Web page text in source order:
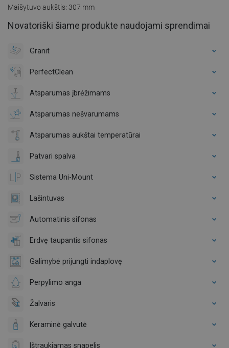
Maišytuvo aukštis: 307 mm
Novatoriški šiame produkte naudojami sprendimai
Granit
PerfectClean
Atsparumas įbrėžimams
Atsparumas nešvarumams
Atsparumas aukštai temperatūrai
Patvari spalva
Sistema Uni-Mount
Lašintuvas
Automatinis sifonas
Erdvę taupantis sifonas
Galimybė prijungti indaplovę
Perpylimo anga
Žalvaris
Keraminė galvutė
Ištraukiamas snapelis